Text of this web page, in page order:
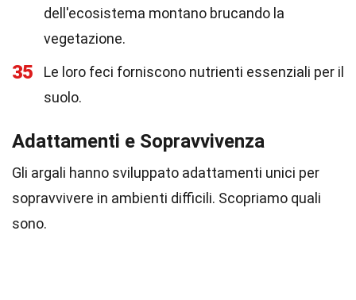
dell'ecosistema montano brucando la
vegetazione.
35
Le loro feci forniscono nutrienti essenziali per il
suolo.
Adattamenti e Sopravvivenza
Gli argali hanno sviluppato adattamenti unici per
sopravvivere in ambienti difficili. Scopriamo quali
sono.